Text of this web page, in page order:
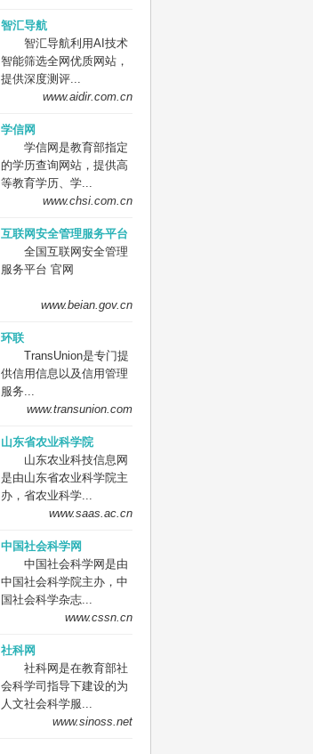
智汇导航
智汇导航利用AI技术
智能筛选全网优质网站，
提供深度测评...
www.aidir.com.cn
学信网
学信网是教育部指定
的学历查询网站，提供高
等教育学历、学...
www.chsi.com.cn
互联网安全管理服务平台
全国互联网安全管理
服务平台 官网
www.beian.gov.cn
环联
TransUnion是专门提
供信用信息以及信用管理
服务...
www.transunion.com
山东省农业科学院
山东农业科技信息网
是由山东省农业科学院主
办，省农业科学...
www.saas.ac.cn
中国社会科学网
中国社会科学网是由
中国社会科学院主办，中
国社会科学杂志...
www.cssn.cn
社科网
社科网是在教育部社
会科学司指导下建设的为
人文社会科学服...
www.sinoss.net